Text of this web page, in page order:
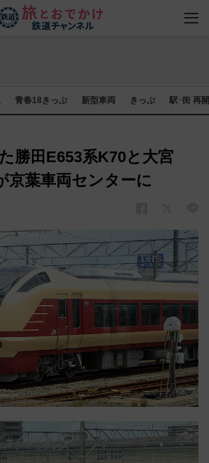
青春18きっぷ 新型車両 きっぷ 駅･街 再
勝田E653系K70と大宮
京葉車両センターに